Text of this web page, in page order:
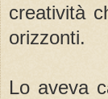
creatività
orizzonti.
Lo aveva